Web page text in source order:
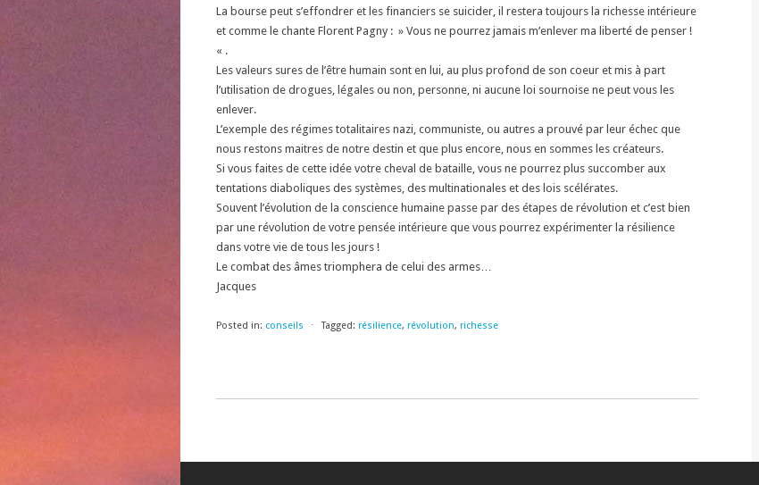
La bourse peut s’effondrer et les financiers se suicider, il restera toujours la richesse intérieure
et comme le chante Florent Pagny : » Vous ne pourrez jamais m’enlever ma liberté de penser !
« .
Les valeurs sures de l’être humain sont en lui, au plus profond de son coeur et mis à part
l’utilisation de drogues, légales ou non, personne, ni aucune loi sournoise ne peut vous les
enlever.
L’exemple des régimes totalitaires nazi, communiste, ou autres a prouvé par leur échec que
nous restons maitres de notre destin et que plus encore, nous en sommes les créateurs.
Si vous faites de cette idée votre cheval de bataille, vous ne pourrez plus succomber aux
tentations diaboliques des systèmes, des multinationales et des lois scélérates.
Souvent l’évolution de la conscience humaine passe par des étapes de révolution et c’est bien
par une révolution de votre pensée intérieure que vous pourrez expérimenter la résilience
dans votre vie de tous les jours !
Le combat des âmes triomphera de celui des armes…
Jacques
Posted in: conseils ⋅ Tagged: résilience, révolution, richesse